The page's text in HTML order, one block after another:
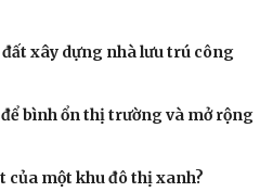
đất xây dựng nhà lưu trú công
bình ổn thị trường và mở rộng
của một khu đô thị xanh?